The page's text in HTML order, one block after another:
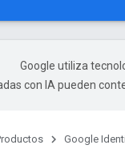
Google utiliza
con IA pueden
Google